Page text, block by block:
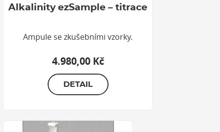
Alkalinity ezSample – titrace
Ampule se zkušebními vzorky.
4.980,00 Kč
DETAIL